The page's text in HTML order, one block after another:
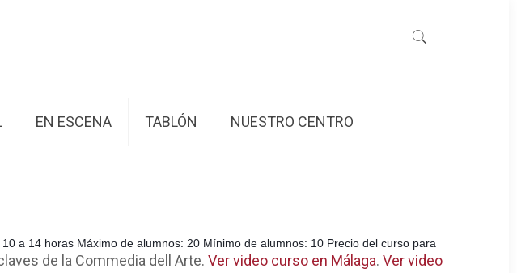
EN ESCENA TABLÓN NUESTRO CENTRO
a 14 horas Máximo de alumnos: 20 Mínimo de alumnos: 10 Precio del curso para
de la Commedia dell Arte. Ver video curso en Málaga. Ver video